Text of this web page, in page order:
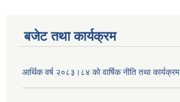
बजेट तथा कार्यक्रम
आर्थिक वर्ष २०८३।८४ को वार्षिक नीति तथा कार्यक्रम